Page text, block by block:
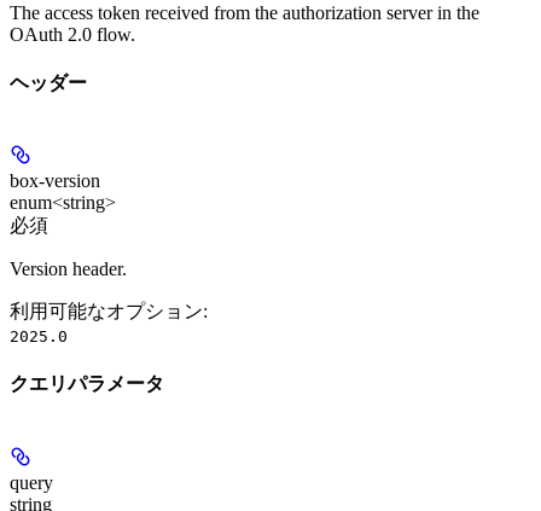
The access token received from the authorization server in the
OAuth 2.0 flow.
ヘッダー
box-version
enum<string>
必須
Version header.
利用可能なオプション:
2025.0
クエリパラメータ
query
string